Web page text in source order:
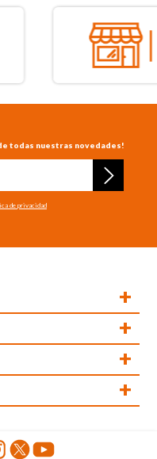
todas nuestras novedades!
de privacidad
+
+
+
+